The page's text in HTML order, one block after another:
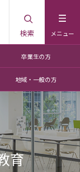
メニュー
検索
卒業生の方
地域・一般の方
育